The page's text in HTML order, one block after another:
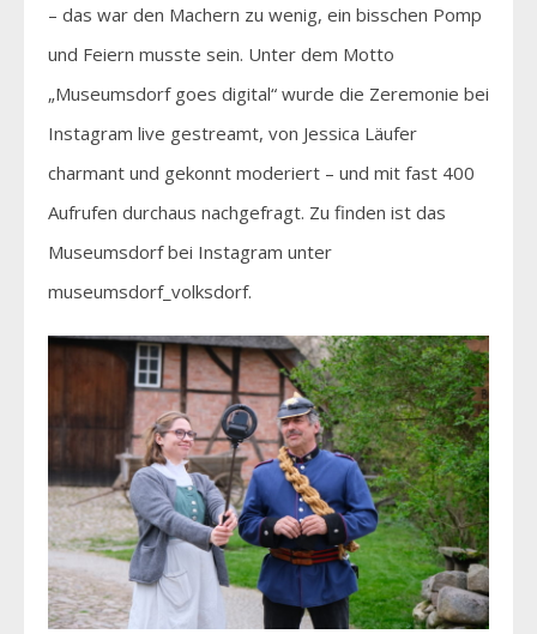
– das war den Machern zu wenig, ein bisschen Pomp
und Feiern musste sein. Unter dem Motto
„Museumsdorf goes digital“ wurde die Zeremonie bei
Instagram live gestreamt, von Jessica Läufer
charmant und gekonnt moderiert – und mit fast 400
Aufrufen durchaus nachgefragt. Zu finden ist das
Museumsdorf bei Instagram unter
museumsdorf_volksdorf.